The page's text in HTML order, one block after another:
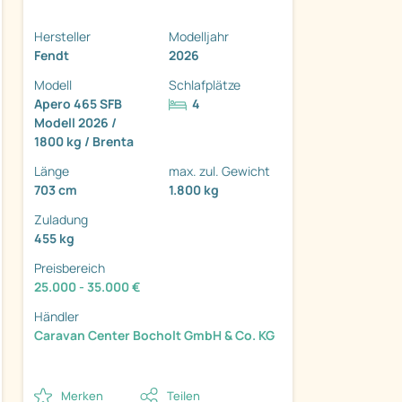
Hersteller
Fendt
Modelljahr
2026
Modell
Apero 465 SFB
Modell 2026 /
1800 kg / Brenta
Schlafplätze
4
Länge
703 cm
max. zul. Gewicht
1.800 kg
Zuladung
455 kg
Preisbereich
25.000 - 35.000 €
Händler
Caravan Center Bocholt GmbH & Co. KG
Merken Teilen